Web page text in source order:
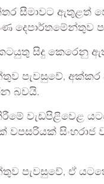
සීමාවට ඇතුළත්
දෙපාර්තමේන්තුව
කටයුතු සිදු කෙරෙනු
පැවසුවේ,
බවයි.
වැඩපිළිවෙළ
ක් වපසරියක්
පැවසුවේ, ඒ